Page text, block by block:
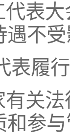
代表
遇不
表履
有关
参